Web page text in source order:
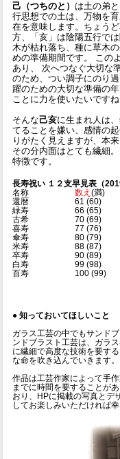
己（つちのと） は土の弟
行思想での土は、万物を
在を意味します。ちょう
方、「亥」は陰陽五行で
木が枯れ落ち、種に草木
めの準備期間です。 この
あり、 次へつなぐ大切な
のため、つい調子にのり
躍のための大切な準備の
ことに力を使いたいですね
そんな己亥に生まれ人は
てることを嫌い、感情の
りがたく見えますが、本
その分内面はとても繊細
特徴です。
長寿祝い １２支早見表（
名称
数え (満)
還暦
61 (60)
緑寿
66 (65)
古希
70 (69)
喜寿
77 (76)
傘寿
80 (79)
米寿
88 (87)
卒寿
90 (89)
白寿
99 (98)
百寿
100 (99)
● 知っておいてほしいこと
ガラス工芸の中でもサンド
ンドブラスト工芸は、ガラ
に繊細で高度な技術を要す
な命を吹き込んでいきます。
作品は工芸作家によって手
までに時間を要することが
おり、HPに掲載の写真とデ
してお楽しみいただければ